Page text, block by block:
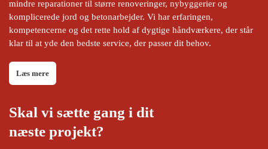
mindre reparationer til større renoveringer, nybyggerier og
komplicerede jord og betonarbejder. Vi har erfaringen,
kompetencerne og det rette hold af dygtige håndværkere, der står
klar til at yde den bedste service, der passer dit behov.
Læs mere
Skal vi sætte gang i dit
næste projekt?